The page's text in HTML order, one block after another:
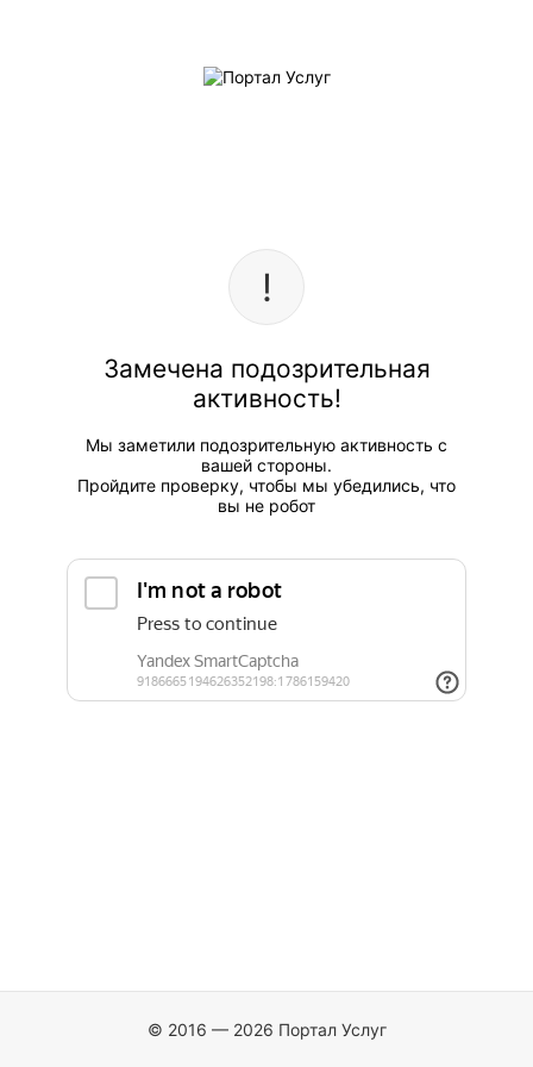
Замечена подозрительная
активность!
Мы заметили подозрительную активность с
вашей стороны.
Пройдите проверку, чтобы мы убедились, что
вы не робот
© 2016 — 2026 Портал Услуг